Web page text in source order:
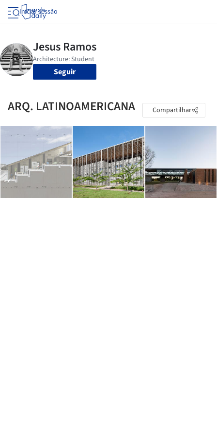
Iniciar sessão
Seguir
ARQ. LATINOAMERICANA Compartilhar